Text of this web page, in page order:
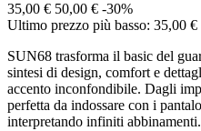
35,00 € 50,00 € -30%
Ultimo prezzo più basso: 35,00 €
SUN68 trasforma il basic del
sintesi di design, comfort e
accento inconfondibile. Dagli
perfetta da indossare con i
interpretando infiniti abbinamenti.